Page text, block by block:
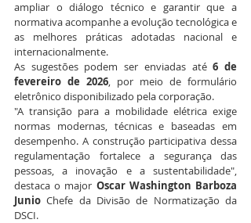
ampliar o diálogo técnico e garantir que a
normativa acompanhe a evolução tecnológica e
as melhores práticas adotadas nacional e
internacionalmente.
As sugestões podem ser enviadas até 6 de
fevereiro de 2026, por meio de formulário
eletrônico disponibilizado pela corporação.
"A transição para a mobilidade elétrica exige
normas modernas, técnicas e baseadas em
desempenho. A construção participativa dessa
regulamentação fortalece a segurança das
pessoas, a inovação e a sustentabilidade",
destaca o major Oscar Washington Barboza
Junio Chefe da Divisão de Normatização da
DSCI.